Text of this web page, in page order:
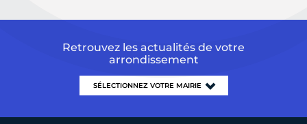
Retrouvez les actualités de votre
arrondissement